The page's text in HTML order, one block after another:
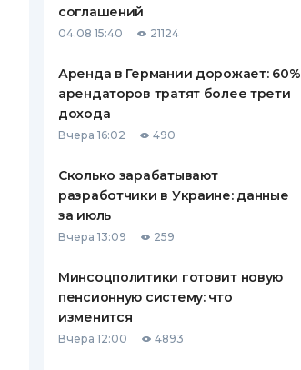
ПУТЕВОДИТЕЛИ ПО
ВСЕ СТРАХОВЫЕ ПОЛИСЫ
СТРАХОВЫЕ КОМПАНИИ
КОМПАНИЯХ
КОНТАКТЫ
соглашений
04.08 15:40 21124
Аренда в Германии дорожает: 60%
арендаторов тратят более трети
дохода
Вчера 16:02 490
Сколько зарабатывают
разработчики в Украине: данные
за июль
Вчера 13:09 259
Минсоцполитики готовит новую
пенсионную систему: что
изменится
Вчера 12:00 4893